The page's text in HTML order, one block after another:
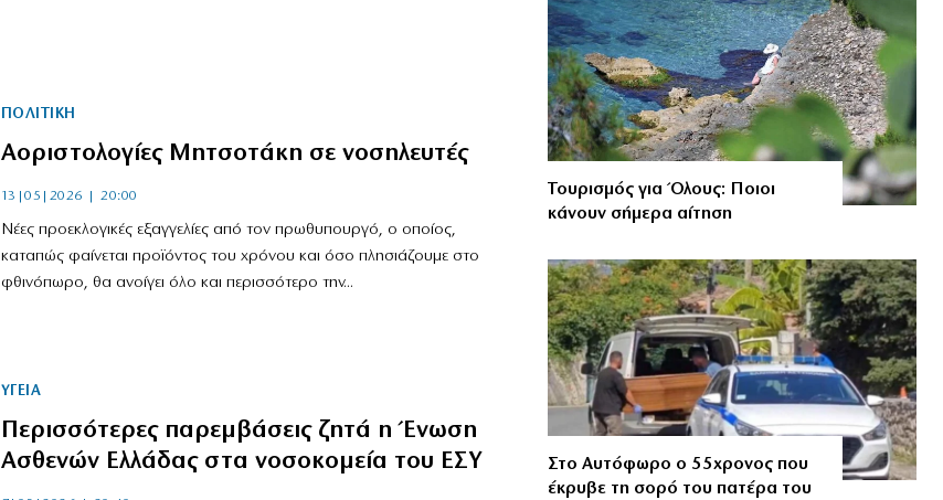
ΠΟΛΙΤΙΚΗ
Αοριστολογίες Μητσοτάκη σε νοσηλευτές
13|05|2026 | 20:00
Νέες προεκλογικές εξαγγελίες από τον πρωθυπουργό, ο οποίος,
καταπώς φαίνεται προϊόντος του χρόνου και όσο πλησιάζουμε στο
φθινόπωρο, θα ανοίγει όλο και περισσότερο την...
ΥΓΕΙΑ
Περισσότερες παρεμβάσεις ζητά η Ένωση
Ασθενών Ελλάδας στα νοσοκομεία του ΕΣΥ
Τουρισμός για Όλους: Ποιοι
κάνουν σήμερα αίτηση
Στο Αυτόφωρο ο 55χρονος που
έκρυβε τη σορό του πατέρα του